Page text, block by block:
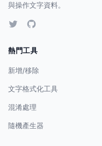
與操作文字資料。
熱門工具
新增/移除
文字格式化工具
混淆處理
隨機產生器